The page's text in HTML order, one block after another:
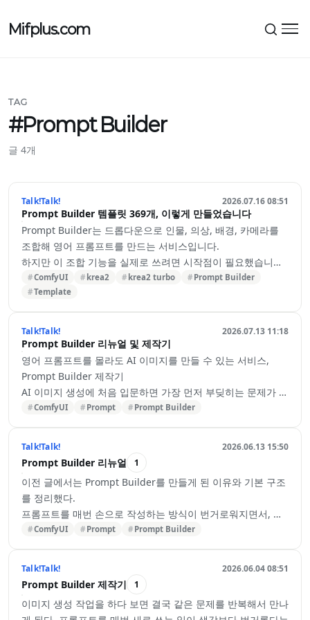
Mifplus.com
TAG
#Prompt Builder
글 4개
Talk!Talk! 2026.07.16 08:51
Prompt Builder 템플릿 369개, 이렇게 만들었습니다
Prompt Builder는 드롭다운으로 인물, 의상, 배경, 카메라를
조합해 영어 프롬프트를 만드는 서비스입니다.
하지만 이 조합 기능을 실제로 쓰려면 시작점이 필요했습니다.
빈 화면에서 처음부터 하나씩 고르는 건, 익숙하지 않은 사람에
게는 그 자체로 또 다른 벽이었기 때문입니다.
그래서 템플릿을 만들기 시작했고, 지금까지 369개가 쌓였습
니다.
템플릿이란 무엇인가?
· Prompt Builder에서 템플릿은 빈칸이 들어간 프롬프트 문장
입니다.
· 예를 들면 이런 식입니다.
· {머리색} 헤어의 여성이 {배경}에서 {포즈} 자세를 취하고 있
다운에서 고르면 됩니다.
· 템플릿 하나가 곧 하나의 완성된 장면 콘셉트인…
ComfyUI krea2 krea2 turbo
Prompt Builder
Template
Talk!Talk! 2026.07.13 11:18
Prompt Builder 리뉴얼 및 제작기
영어 프롬프트를 몰라도 AI 이미지를 만들 수 있는 서비스,
Prompt Builder 제작기
AI 이미지 생성에 처음 입문하면 가장 먼저 부딪히는 문제가 있
습니다.
“그리고 싶은 장면은 머릿속에 있는데, 영어 프롬프트를 어떻
게 작성해야 할지 모르겠다.”
프롬프트를 검색해 복사해보기도 하고, 번역기를 사용해보기
도 하지만 원하는 결과를 얻기는 쉽지 않습니다. 인물, 의상, 포
즈, 카메라 구도, 배경, 화질 표현을 모두 직접 조합해야 하기
때문입니다.
이 문제를 해결하기 위해 만든 서비스가 Prompt Builder입니
다.
Prompt Builder는 미리 준비된 템플릿을 고르고 인물, 의상,
배경, 포즈 등을 드롭다운에서 선택하면 영어 프롬프트를 자동
으로 조립해주는 서비스입니다. 완성된 프롬프트는 복사해서…
ComfyUI Prompt Prompt Builder
Talk!Talk! 2026.06.13 15:50
Prompt Builder 리뉴얼 1
이전 글에서는 Prompt Builder를 만들게 된 이유와 기본 구조
를 정리했다.
프롬프트를 매번 손으로 작성하는 방식이 번거로워지면서, 자
주 사용하는 프롬프트 요소를 저장하고 조합할 수 있는 도구가
필요했다. 그래서 프롬프트를 부품처럼 관리하고, 필요한 요소
를 조립해 하나의 완성된 프롬프트로 만드는 Prompt Builder
를 만들기 시작했다.
이번 글은 그 이후 실제로 사용하면서 느낀 점과, 그에 맞춰
Prompt Builder를 어떻게 버전업하고 있는지에 대한 기록이
ComfyUI Prompt Prompt Builder
Talk!Talk! 2026.06.04 08:51
Prompt Builder 제작기 1
이미지 생성 작업을 하다 보면 결국 같은 문제를 반복해서 만나